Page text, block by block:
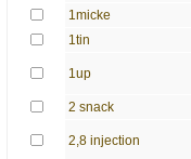
1micke
1tin
1up
2 snack
2,8 injection